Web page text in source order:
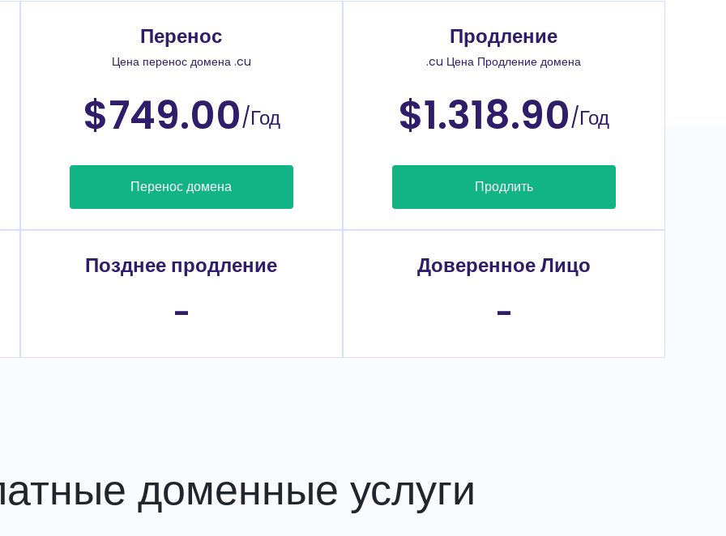
Перенос
Цена перенос домена .cu
$749.00/Год
Перенос домена
Продление
.cu Цена Продление домена
$1.318.90/Год
Продлить
Позднее продление
-
Доверенное Лицо
-
доменные услуги